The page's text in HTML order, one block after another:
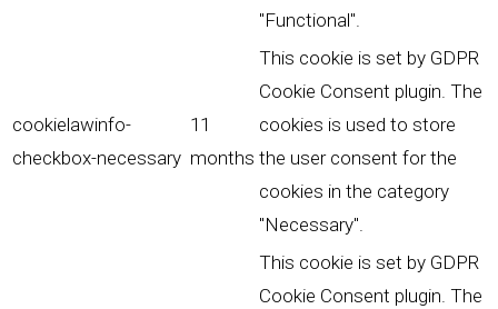
"Functional".
cookielawinfo-
checkbox-necessary
11
months
This cookie is set by GDPR
Cookie Consent plugin. The
cookies is used to store
the user consent for the
cookies in the category
"Necessary".
This cookie is set by GDPR
Cookie Consent plugin. The